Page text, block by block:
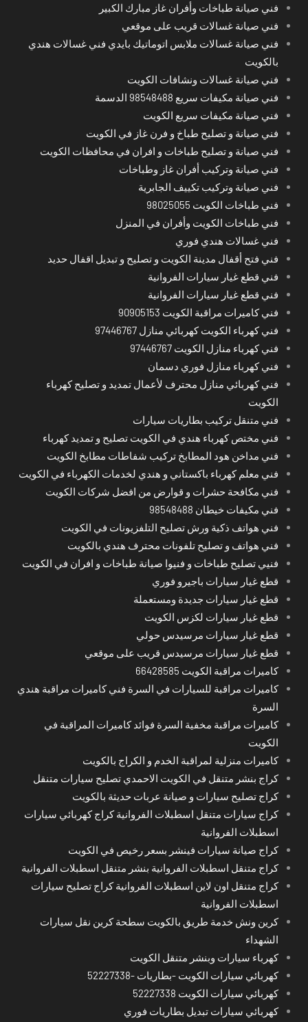
فني صيانة طباخات وأفران غاز مبارك الكبير
فني صيانة غسالات قريب على موقعي
فني صيانة غسالات ملابس اتوماتيك بايدي فني غسالات هندي
بالكويت
فني صيانة غسالات ونشافات الكويت
فني صيانة مكيفات سريع 98548488 الدسمة
فني صيانة مكيفات سريع الكويت
فني صيانة و تصليح طباخ و فرن غاز في الكويت
فني صيانة و تصليح طباخات و افران في محافظات الكويت
فني صيانة وتركيب أفران غاز وطباخات
فني صيانة وتركيب تكييف الجابرية
فني طباخات الكويت 98025055
فني طباخات الكويت وأفران في المنزل
فني غسالات هندي فوري
فني فتح أقفال مدينة الكويت و تصليح و تبديل اقفال حديد
فني قطع غيار سيارات الفروانية
فني قطع غيار سيارات الفروانية
فني كاميرات مراقبة الكويت 90905153
فني كهرباء الكويت كهربائي منازل 97446767
فني كهرباء منازل الكويت 97446767
فني كهرباء منازل فوري دسمان
فني كهربائي منازل محترف لأعمال تمديد و تصليح كهرباء
الكويت
فني متنقل تركيب بطاريات سيارات
فني مختص كهرباء هندي في الكويت تصليح و تمديد كهرباء
فني مداخن هود المطابخ تركيب شفاطات مطابخ الكويت
فني معلم كهرباء باكستاني و هندي لخدمات الكهرباء في الكويت
فني مكافحة حشرات و قوارض من افضل شركات الكويت
فني مكيفات خيطان 98548488
فني هواتف ذكية ورش تصليح التلفزيونات في الكويت
فني هواتف و تصليح تلفونات محترف هندي بالكويت
فنيي تصليح طباخات و فنيوا صيانة طباخات و افران في الكويت
قطع غيار سيارات باجيرو فوري
قطع غيار سيارات جديدة ومستعملة
قطع غيار سيارات لكزس الكويت
قطع غيار سيارات مرسيدس حولي
قطع غيار سيارات مرسيدس قريب على موقعي
كاميرات مراقبة الكويت 66428585
كاميرات مراقبة للسيارات في السرة فني كاميرات مراقبة هندي
السرة
كاميرات مراقبة مخفية السرة فوائد كاميرات المراقبة في
الكويت
كاميرات منزلية لمراقبة الخدم و الكراج بالكويت
كراج بنشر متنقل في الكويت الاحمدي تصليح سيارات متنقل
كراج تصليح سيارات و صيانة عربات حديثة بالكويت
كراج سيارات متنقل اسطبلات الفروانية كراج كهربائي سيارات
اسطبلات الفروانية
كراج صيانة سيارات فينشر بسعر رخيص في الكويت
كراج متنقل اسطبلات الفروانية بنشر متنقل اسطبلات الفروانية
كراج متنقل اون لاين اسطبلات الفروانية كراج تصليح سيارات
اسطبلات الفروانية
كرين ونش خدمة طريق بالكويت سطحة كرين نقل سيارات
الشهداء
كهرباء سيارات وبنشر متنقل الكويت
كهربائي سيارات الكويت -بطاريات -52227338
كهربائي سيارات الكويت 52227338
كهربائي سيارات تبديل بطاريات فوري